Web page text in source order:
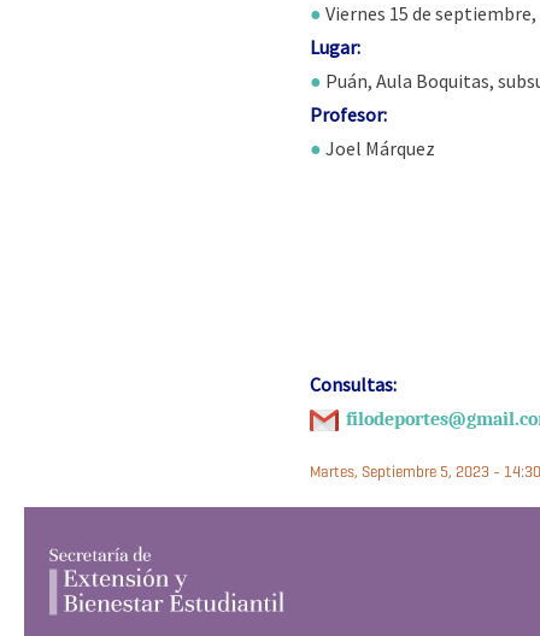
● Viernes 15 de septiembre,
Lugar:
● Puán, Aula Boquitas,
Profesor:
● Joel Márquez
Consultas:
Martes, Septiembre 5, 2023 - 14:30